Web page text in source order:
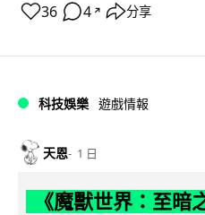
36 4 ↗ 分享
科技娛樂 遊戲情報
天恩 1 日
《魔獸世界：至暗